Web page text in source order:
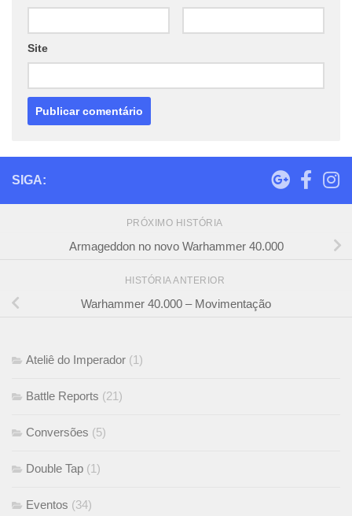
Site
SIGA:
PRÓXIMO HISTÓRIA
Armageddon no novo Warhammer 40.000
HISTÓRIA ANTERIOR
Warhammer 40.000 – Movimentação
Ateliê do Imperador (1)
Battle Reports (21)
Conversões (5)
Double Tap (1)
Eventos (34)